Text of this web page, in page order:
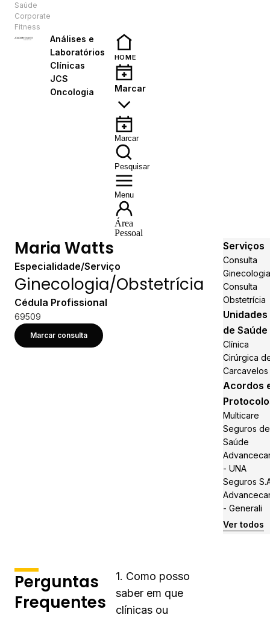
Saúde
Corporate
Fitness
Análises e
Laboratórios
Clínicas
JCS
Oncologia
HOME
Marcar
Marcar
Pesquisar
Menu
Área
Pessoal
Maria Watts
Especialidade/Serviço
Ginecologia/Obstetrícia
Cédula Profissional
69509
Marcar consulta
Serviços
Consulta
Ginecologia
Consulta
Obstetrícia
Unidades
de Saúde
Clínica
Cirúrgica
Carcavelos
Acordos
Multicare
Seguros de
Saúde
- UNA
Seguros
- Generali
Ver todos
Perguntas
Frequentes
1. Como posso
saber em que
clínicas ou